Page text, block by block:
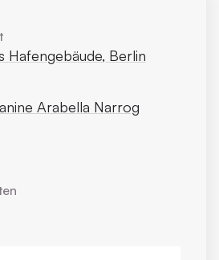
Hafengebäude, Berlin
Arabella Narrog